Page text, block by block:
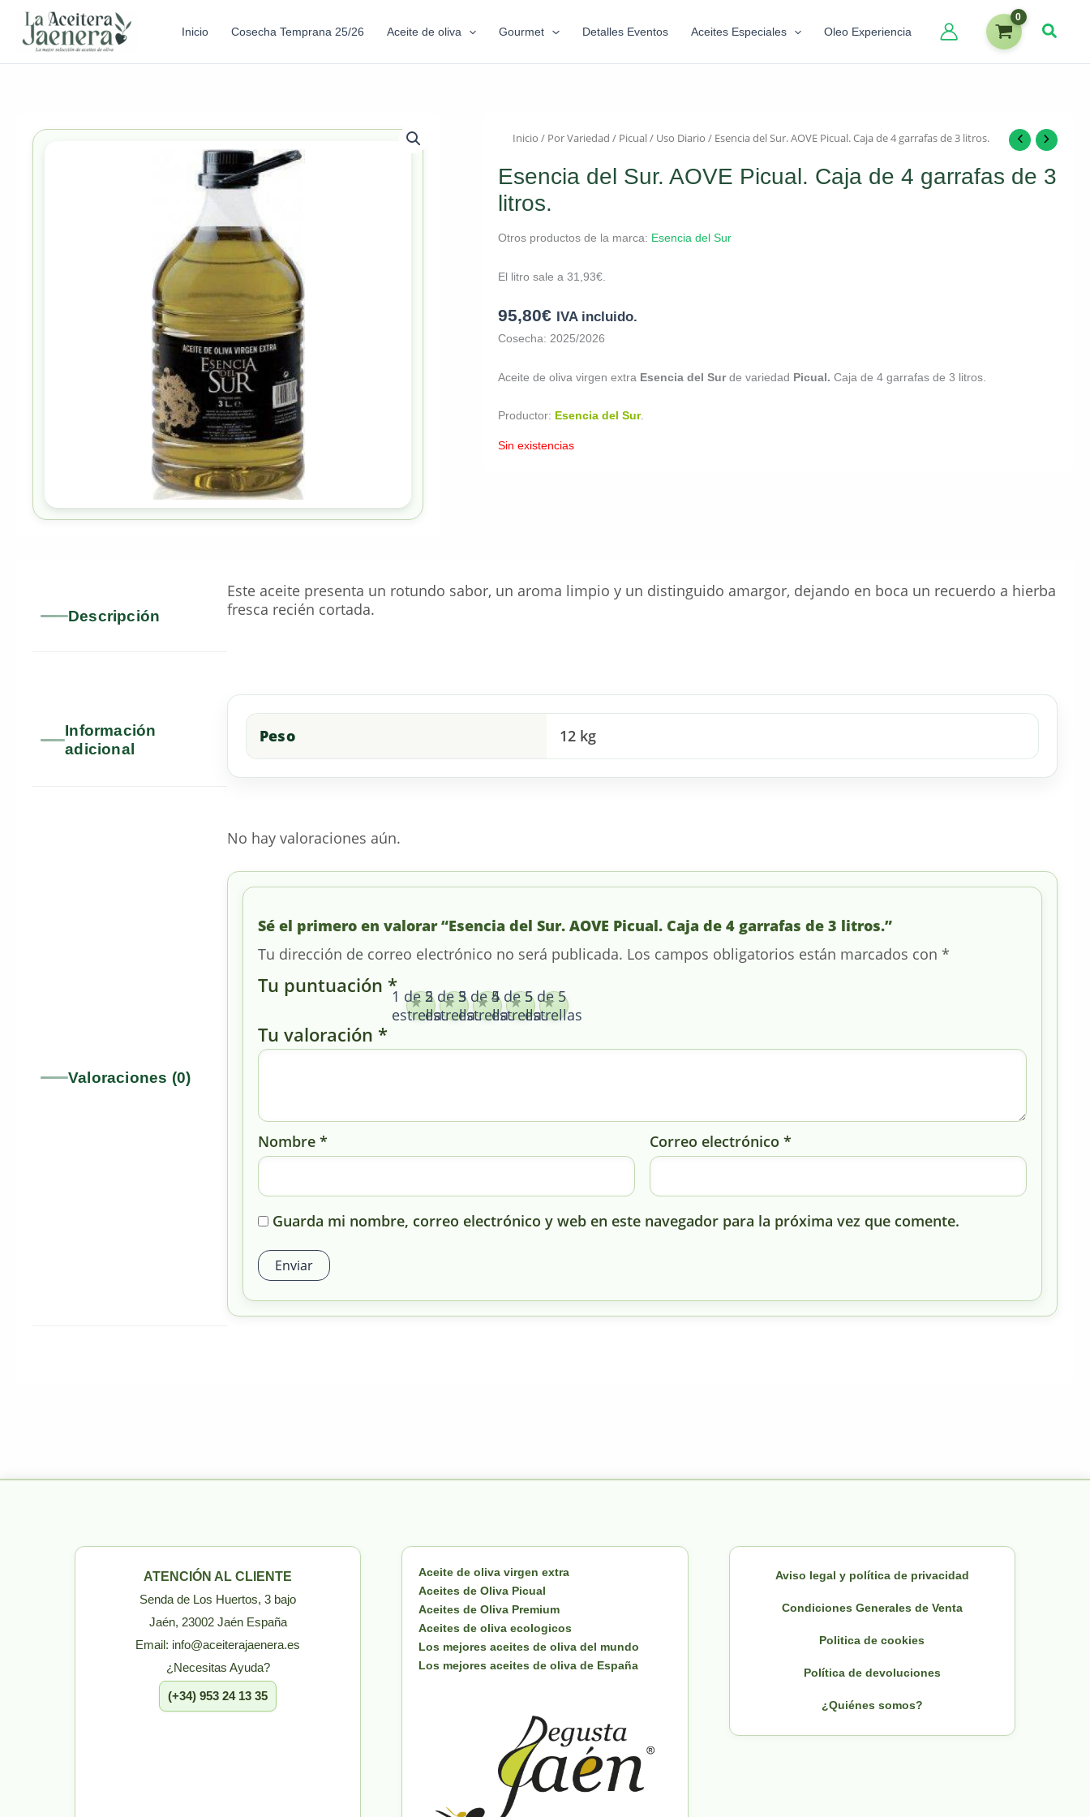
Inicio Cosecha Temprana 25/26 Aceite de oliva Gourmet Detalles Eventos Aceites Especiales Oleo Experiencia
Inicio / Por Variedad / Picual/ Uso Diario / Esencia del Sur. AOVE Picual. Caja de 4 garrafas de 3 litros.
Esencia del Sur. AOVE Picual. Caja de 4 garrafas de 3
litros.
Otros productos de la marca: Esencia del Sur
El litro sale a 31,93€.
95,80€ IVA incluido.
Cosecha: 2025/2026
Aceite de oliva virgen extra Esencia del Surde variedad Picual. Caja de 4 garrafas de 3 litros.
Productor: Esencia del Sur.
Sin existencias
Descripción
Este aceite presenta un rotundo sabor, un aroma limpio y un distinguido amargor, dejando en boca un recuerdo a hierba
fresca recién cortada.
Información
adicional
Peso 12 kg
Valoraciones (0)
No hay valoraciones aún.
Sé el primero en valorar “Esencia del Sur. AOVE Picual. Caja de 4 garrafas de 3 litros.”
Tu dirección de correo electrónico no será publicada. Los campos obligatorios están marcados con *
Tu puntuación *1 de 5
estrellas
2 de 5
estrellas
3 de 5
estrellas
4 de 5
estrellas
5 de 5
estrellas
Tu valoración *
Nombre * Correo electrónico*
Guarda mi nombre, correo electrónico y web en este navegador para la próxima vez que comente.
ATENCIÓN AL CLIENTE
Senda de Los Huertos, 3 bajo
Jaén, 23002 Jaén España
Email: info@aceiterajaenera.es
¿Necesitas Ayuda?
(+34) 953 24 13 35
Aceite de oliva virgen extra
Aceites de Oliva Picual
Aceites de Oliva Premium
Aceites de oliva ecologicos
Los mejores aceites de oliva del mundo
Los mejores aceites de oliva de España
Aviso legal y política de privacidad
Condiciones Generales de Venta
Politica de cookies
Política de devoluciones
¿Quiénes somos?